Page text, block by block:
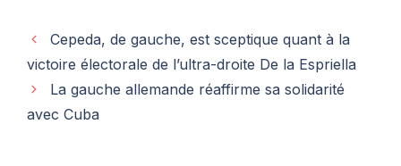
Cepeda, de gauche, est sceptique quant à la
victoire électorale de l’ultra-droite De la Espriella
La gauche allemande réaffirme sa solidarité
avec Cuba